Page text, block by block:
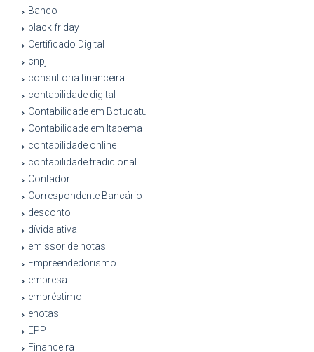
Banco
black friday
Certificado Digital
cnpj
consultoria financeira
contabilidade digital
Contabilidade em Botucatu
Contabilidade em Itapema
contabilidade online
contabilidade tradicional
Contador
Correspondente Bancário
desconto
dívida ativa
emissor de notas
Empreendedorismo
empresa
empréstimo
enotas
EPP
Financeira